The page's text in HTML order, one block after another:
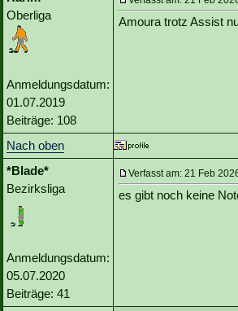
Oberliga
Anmeldungsdatum:
01.07.2019
Beiträge: 108
Amoura trotz Assist
Nach oben
*Blade*
Bezirksliga
Anmeldungsdatum:
05.07.2020
Beiträge: 41
Verfasst am: 21 Feb
es gibt noch keine